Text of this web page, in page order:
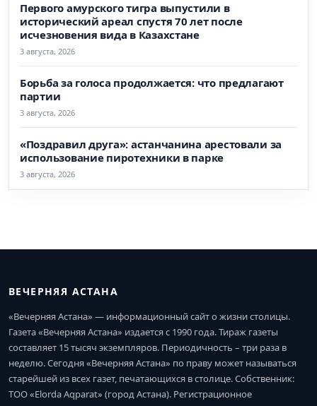
Первого амурского тигра выпустили в
исторический ареал спустя 70 лет после
исчезновения вида в Казахстане
3 августа, 2026
Борьба за голоса продолжается: что предлагают
партии
3 августа, 2026
«Поздравил друга»: астанчанина арестовали за
использование пиротехники в парке
3 августа, 2026
ВЕЧЕРНЯЯ АСТАНА
«Вечерняя Астана» — информационный сайт о жизни столицы.
Газета «Вечерняя Астана» издается с 1990 года. Тираж газеты
составляет 15 тысяч экземпляров. Периодичность – три раза в
неделю. Сегодня «Вечерняя Астана» по праву может называться
старейшей из всех газет, печатающихся в столице. Собственник:
ТОО «Elorda Aqparat» (город Астана). Регистрационное